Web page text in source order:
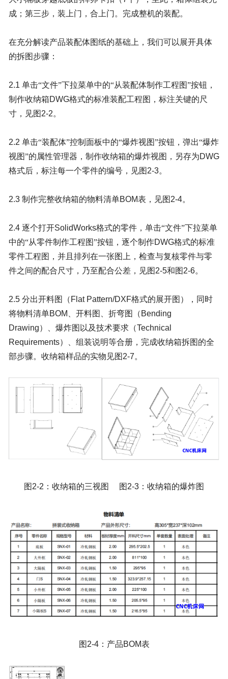
成；第三步，装上门，合上门。完成整机的装配。
在充分解读产品装配体图纸的基础上，我们可以展开具体
的拆图步骤：
2.1 单击“文件”下拉菜单中的“从装配体制作工程图”按钮，
制作收纳箱DWG格式的标准装配工程图，标注关键的尺
寸，见图 2-2。
2.2 单击“装配体”控制面板中的“爆炸视图”按钮，弹出“爆炸
视图”的属性管理器，制作收纳箱的爆炸视图，另存为DWG
格式后，标注每一个零件的编号，见图 2-3。
2.3 制作完整收纳箱的物料清单BOM表，见图 2-4。
2.4 逐个打开SolidWorks格式的零件，单击“文件”下拉菜单
中的“从零件制作工程图”按钮，逐个制作DWG格式的标准
零件工程图，并且排列在一张图上，检查与复核零件与零
件之间的配合尺寸，乃至配合公差，见图 2-5和图 2-6。
2.5 分出开料图（ Flat Pattern/DXF格式的展开图），同时
将物料清单BOM 、开料图、折弯图（ Bending
Drawing）、爆炸图以及技术要求（Technical
Requirements）、组装说明等合册，完成收纳箱拆图的全
部步骤。收纳箱样品的实物见图 2-7。
图 2-2 ：收纳箱的三视图 图 2-3 ：收纳箱的爆炸图
图 2-4：产品BOM表